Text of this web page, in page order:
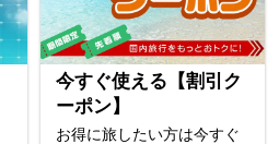
今すぐ使える【割引ク
ーポン】
お得に旅したい方は今すぐ